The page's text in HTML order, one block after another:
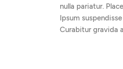
nulla pariatur.
Ipsum
Curabitur gravida